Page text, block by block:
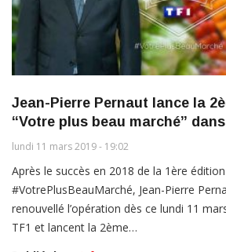
Jean-Pierre Pernaut lance la
“Votre plus beau marché”
lundi 11 mars 2019 - 19:02
Après le succès en 2018 de la 1ère
#VotrePlusBeauMarché, Jean-Pierre
renouvellé l’opération dès ce lundi 11
TF1 et lancent la 2ème…